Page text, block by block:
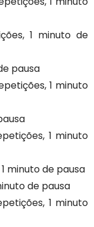
1 minuto de
pausa
1 minuto
1 minuto
minuto de pausa
de pausa
1 minuto